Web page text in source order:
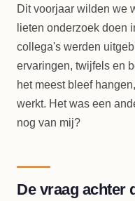
Dit voorjaar wilden we
lieten onderzoek doen
collega's werden
ervaringen, twijfels en
het meest bleef
werkt. Het was een
nog van mij?
De vraag achter